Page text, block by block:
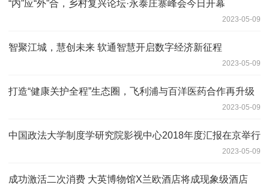
“内”应“外”合，乡村复兴论坛·永泰庄寨峰会今日开幕
2023-05-09
智聚江城，慧创未来 软通智慧开启数字经济新征程
2023-05-09
打造“健康关护全程”生态圈，飞利浦与百洋医药合作再升级
2023-05-09
中国政法大学制度学研究院影视中心2018年度汇报在京举行
2023-05-09
成功激活二次消费 大英博物馆X兰欧酒店将成现象级酒店